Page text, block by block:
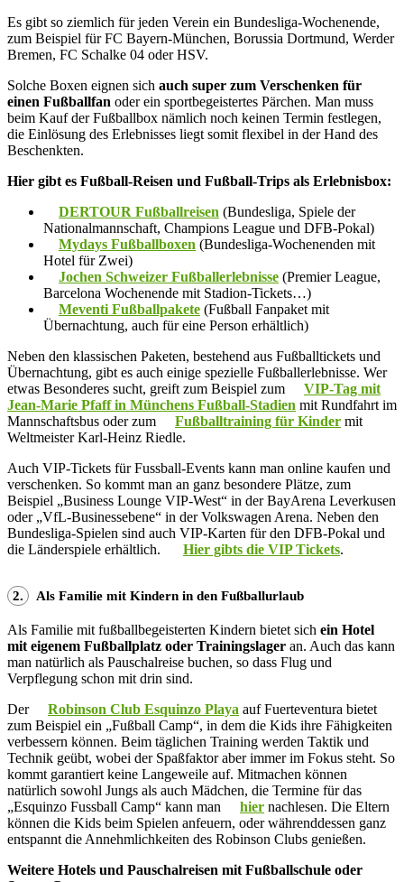
Es gibt so ziemlich für jeden Verein ein Bundesliga-Wochenende,
zum Beispiel für FC Bayern-München, Borussia Dortmund, Werder
Bremen, FC Schalke 04 oder HSV.
Solche Boxen eignen sich auch super zum Verschenken für
einen Fußballfan oder ein sportbegeistertes Pärchen. Man muss
beim Kauf der Fußballbox nämlich noch keinen Termin festlegen,
die Einlösung des Erlebnisses liegt somit flexibel in der Hand des
Beschenkten.
Hier gibt es Fußball-Reisen und Fußball-Trips als Erlebnisbox:
DERTOUR Fußballreisen (Bundesliga, Spiele der
Nationalmannschaft, Champions League und DFB-Pokal)
Mydays Fußballboxen (Bundesliga-Wochenenden mit
Hotel für Zwei)
Jochen Schweizer Fußballerlebnisse (Premier League,
Barcelona Wochenende mit Stadion-Tickets…)
Meventi Fußballpakete (Fußball Fanpaket mit
Übernachtung, auch für eine Person erhältlich)
Neben den klassischen Paketen, bestehend aus Fußballtickets und
Übernachtung, gibt es auch einige spezielle Fußballerlebnisse. Wer
etwas Besonderes sucht, greift zum Beispiel zum
VIP-Tag mit
Jean-Marie Pfaff in Münchens Fußball-Stadien mit Rundfahrt im
Mannschaftsbus oder zum
Fußballtraining für Kinder mit
Weltmeister Karl-Heinz Riedle.
Auch VIP-Tickets für Fussball-Events kann man online kaufen und
verschenken. So kommt man an ganz besondere Plätze, zum
Beispiel „Business Lounge VIP-West“ in der BayArena Leverkusen
oder „VfL-Businessebene“ in der Volkswagen Arena. Neben den
Bundesliga-Spielen sind auch VIP-Karten für den DFB-Pokal und
die Länderspiele erhältlich.
Hier gibts die VIP Tickets.
2. Als Familie mit Kindern in den Fußballurlaub
Als Familie mit fußballbegeisterten Kindern bietet sich ein Hotel
mit eigenem Fußballplatz oder Trainingslager an. Auch das kann
man natürlich als Pauschalreise buchen, so dass Flug und
Verpflegung schon mit drin sind.
Der
Robinson Club Esquinzo Playa auf Fuerteventura bietet
zum Beispiel ein „Fußball Camp“, in dem die Kids ihre Fähigkeiten
verbessern können. Beim täglichen Training werden Taktik und
Technik geübt, wobei der Spaßfaktor aber immer im Fokus steht. So
kommt garantiert keine Langeweile auf. Mitmachen können
natürlich sowohl Jungs als auch Mädchen, die Termine für das
„Esquinzo Fussball Camp“ kann man
hier nachlesen. Die Eltern
können die Kids beim Spielen anfeuern, oder währenddessen ganz
entspannt die Annehmlichkeiten des Robinson Clubs genießen.
Weitere Hotels und Pauschalreisen mit Fußballschule oder